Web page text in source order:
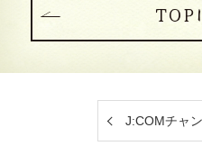
TOP
J:COMチャ